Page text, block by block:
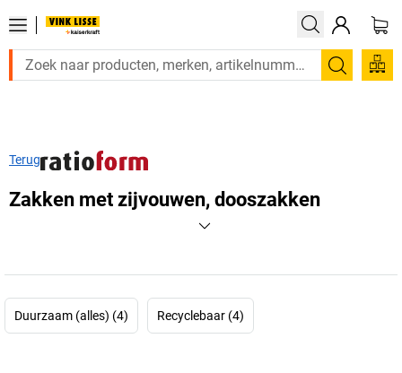
Zoeken
Terug
Zakken met zijvouwen, dooszakken
Duurzaam (alles) (4) Recyclebaar (4)